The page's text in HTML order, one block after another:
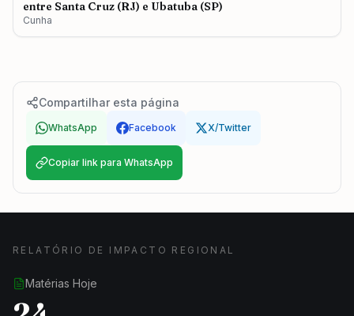
entre Santa Cruz (RJ) e Ubatuba (SP)
Cunha
Compartilhar esta página
WhatsApp Facebook X/Twitter
Copiar link para WhatsApp
RELATÓRIO DE IMPACTO REGIONAL
Matérias Hoje